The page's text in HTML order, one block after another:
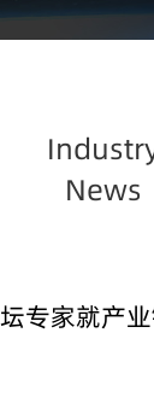
News
专家就产